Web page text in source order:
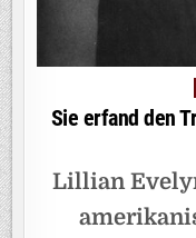
Sie erfand den
Lillian